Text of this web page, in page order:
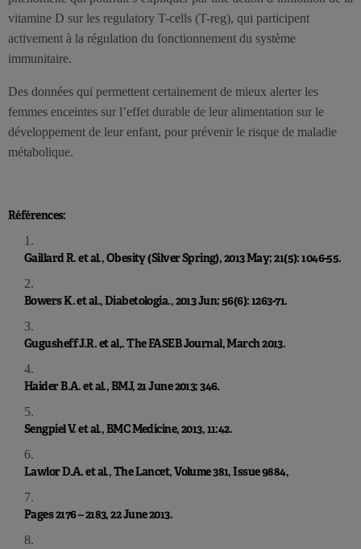
vitamine D sur les regulatory T-cells (T-reg), qui participent
activement à la régulation du fonctionnement du système
immunitaire.
Des données qui permettent certainement de mieux alerter les
femmes enceintes sur l’effet durable de leur alimentation sur le
développement de leur enfant, pour prévenir le risque de maladie
métabolique.
Références:
Gaillard R. et al., Obesity (Silver Spring), 2013 May; 21(5): 1046-55.
Bowers K. et al., Diabetologia., 2013 Jun; 56(6): 1263-71.
Gugusheff J.R. et al,. The FASEB Journal, March 2013.
Haider B.A. et al., BMJ, 21 June 2013; 346.
Sengpiel V. et al., BMC Medicine, 2013, 11:42.
Lawlor D.A. et al., The Lancet, Volume 381, Issue 9884,
Pages 2176 – 2183, 22 June 2013.